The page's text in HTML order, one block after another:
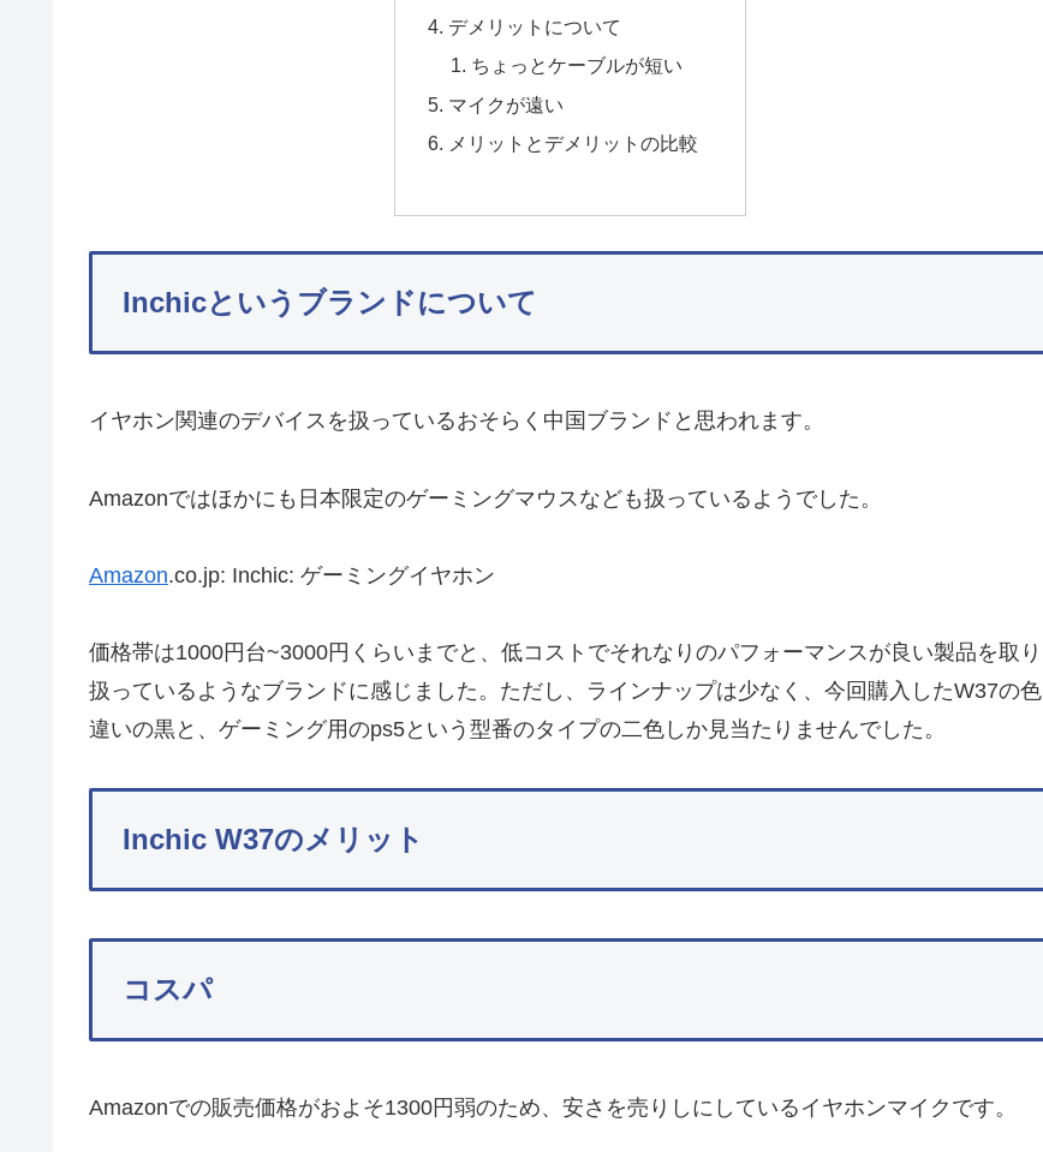
デメリットについて
ちょっとケーブルが短い
マイクが遠い
メリットとデメリットの比較
Inchicというブランドについて
イヤホン関連のデバイスを扱っているおそらく中国ブランドと思われます。
Amazonではほかにも日本限定のゲーミングマウスなども扱っているようでした。
Amazon.co.jp: Inchic: ゲーミングイヤホン
価格帯は1000円台~3000円くらいまでと、低コストでそれなりのパフォーマンスが良い製品を取り
扱っているようなブランドに感じました。ただし、ラインナップは少なく、今回購入したW37の色
違いの黒と、ゲーミング用のps5という型番のタイプの二色しか見当たりませんでした。
Inchic W37のメリット
コスパ
Amazonでの販売価格がおよそ1300円弱のため、安さを売りしにしているイヤホンマイクです。